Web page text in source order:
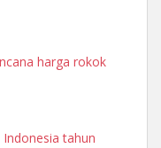
harga rokok
tahun